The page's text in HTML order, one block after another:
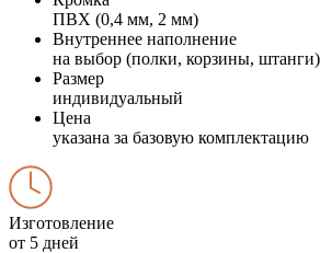
ПВХ (0,4 мм, 2 мм)
Внутреннее наполнение
на выбор (полки, корзины, штанги)
Размер
индивидуальный
Цена
указана за базовую комплектацию
Изготовление
от 5 дней